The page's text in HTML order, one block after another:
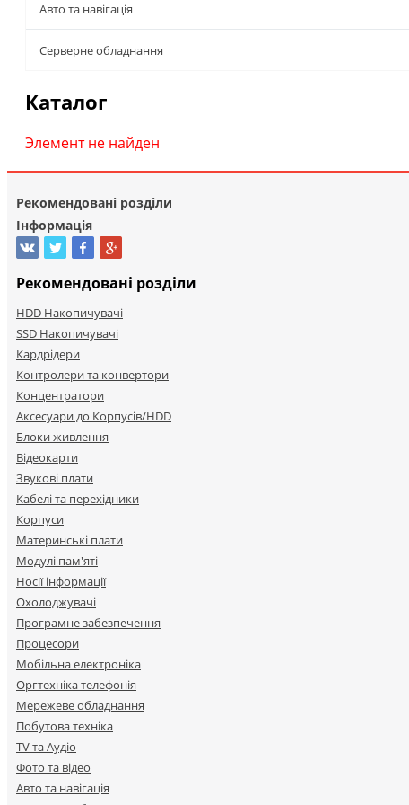
Авто та навігація
Серверне обладнання
Каталог
Элемент не найден
Рекомендовані розділи
Інформація
Рекомендовані розділи
HDD Накопичувачі
SSD Накопичувачі
Кардрідери
Контролери та конвертори
Концентратори
Аксесуари до Корпусів/HDD
Блоки живлення
Відеокарти
Звукові плати
Кабелі та перехідники
Корпуси
Материнські плати
Модулі пам'яті
Носії інформації
Охолоджувачі
Програмне забезпечення
Процесори
Мобільна електроніка
Оргтехніка телефонія
Мережеве обладнання
Побутова техніка
TV та Аудіо
Фото та відео
Авто та навігація